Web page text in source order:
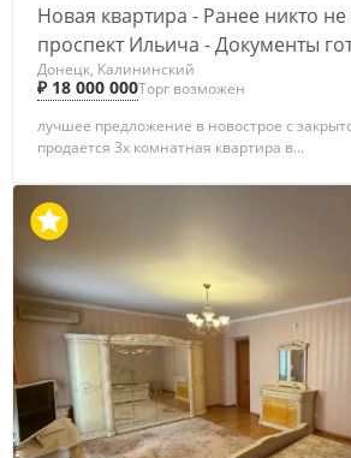
Новая квартира - Ранее никто
проспект Ильича - Документы
Донецк, Калининский
₽ 18 000 000Торг возможен
лучшее предложение в новострое с
продается 3х комнатная квартира в...